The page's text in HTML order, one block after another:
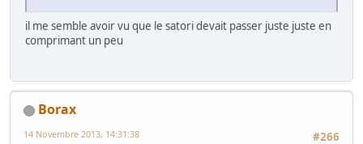
il me semble avoir vu que le satori devait passer juste juste en
comprimant un peu
Borax
#266
14 Novembre 2013, 14:31:38